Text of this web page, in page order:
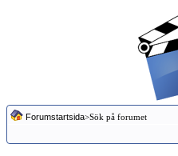
Forumstartsida>Sök på forumet